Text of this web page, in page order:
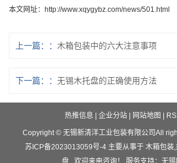
本文网址： http://www.xqygybz.com/news/501.html
上一篇： 木箱包装中的六大注意事项
下一篇： 无锡木托盘的正确使用方法
热推信息 | 企业分站 | 网站地图 |
Copyright © 无锡新清洋工业包装有限公司All
苏ICP备2023013059号-4主要从事于 木箱包装,
盘 , 欢迎来电咨询！ 服务支持： 无